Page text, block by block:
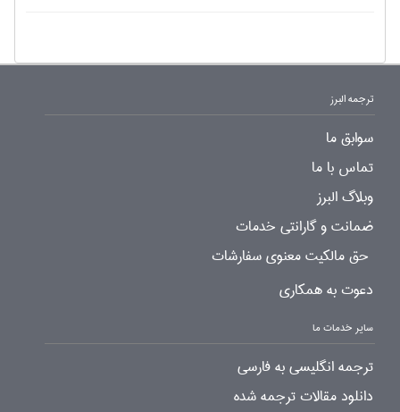
ترجمه البرز
سوابق ما
تماس با ما
وبلاگ البرز
ضمانت و گارانتی خدمات
حق مالکیت معنوی سفارشات
دعوت به همکاری
سایر خدمات ما
ترجمه انگلیسی به فارسی
دانلود مقالات ترجمه شده